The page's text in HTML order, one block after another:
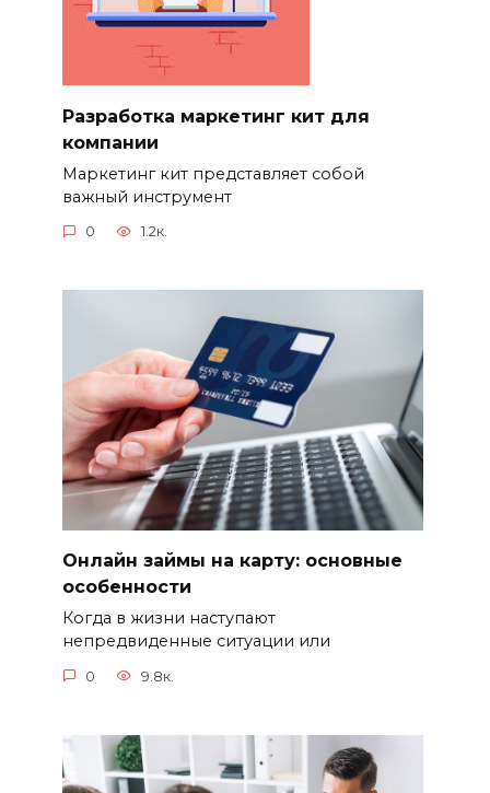
Разработка маркетинг кит для
компании
Маркетинг кит представляет собой
важный инструмент
0 1.2к.
Онлайн займы на карту: основные
особенности
Когда в жизни наступают
непредвиденные ситуации или
0 9.8к.